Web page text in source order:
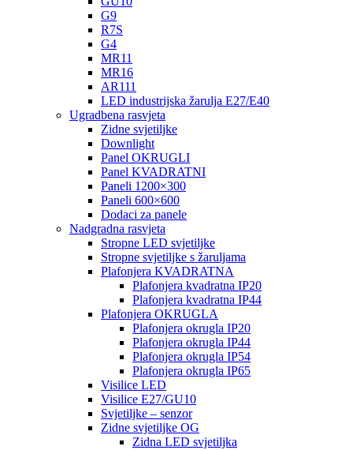
G9
R7S
G4
MR11
MR16
AR111
LED industrijska žarulja E27/E40
Ugradbena rasvjeta
Zidne svjetiljke
Downlight
Panel OKRUGLI
Panel KVADRATNI
Paneli 1200×300
Paneli 600×600
Dodaci za panele
Nadgradna rasvjeta
Stropne LED svjetiljke
Stropne svjetiljke s žaruljama
Plafonjera KVADRATNA
Plafonjera kvadratna IP20
Plafonjera kvadratna IP44
Plafonjera OKRUGLA
Plafonjera okrugla IP20
Plafonjera okrugla IP44
Plafonjera okrugla IP54
Plafonjera okrugla IP65
Visilice LED
Visilice E27/GU10
Svjetiljke – senzor
Zidne svjetiljke OG
Zidna LED svjetiljka